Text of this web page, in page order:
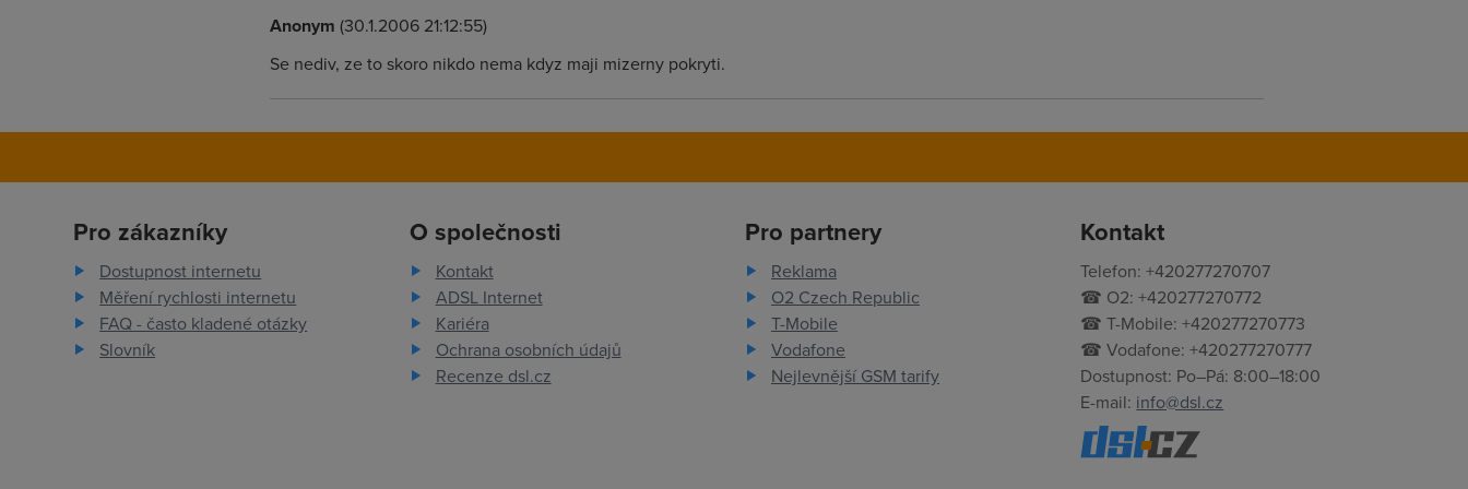
Anonym (30.1.2006 21:12:55)
Se nediv, ze to skoro nikdo nema kdyz maji mizerny pokryti.
Pro zákazníky
Dostupnost internetu
Měření rychlosti internetu
FAQ - často kladené otázky
Slovník
O společnosti
Kontakt
ADSL Internet
Kariéra
Ochrana osobních údajů
Recenze dsl.cz
Pro partnery
Reklama
O2 Czech Republic
T-Mobile
Vodafone
Nejlevnější GSM tarify
Kontakt
Telefon: +420277270707
☎ O2: +420277270772
☎ T-Mobile: +420277270773
☎ Vodafone: +420277270777
Dostupnost: Po–Pá: 8:00–18:00
E-mail: info@dsl.cz